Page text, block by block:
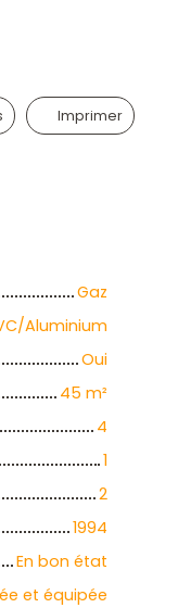
Imprimer
Gaz
Aluminium
Oui
45 m²
4
1
2
1994
En bon état
et équipée